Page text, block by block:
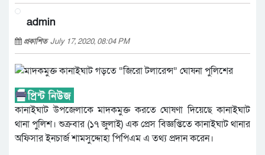
admin
প্রকাশিতJuly 17, 2020, 08:04 PM
কানাইঘাট উপজেলাকে মাদকমুক্ত করতে ঘোষণা দিয়েছে কানাইঘাট
থানা পুলিশ। শুক্রবার (১৭ জুলাই) এক প্রেস বিজ্ঞপ্তিতে কানাইঘাট থানার
অফিসার ইনচার্জ শামসুদ্দোহা পিপিএম এ তথ্য প্রদান করেন।